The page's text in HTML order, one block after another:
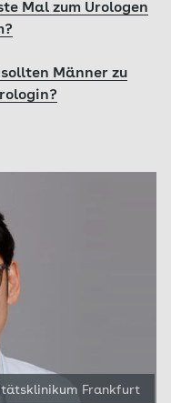
Mal zum Urologen
Männer zu
Frankfurt